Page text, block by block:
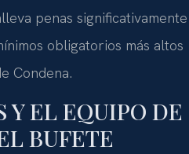
penas significativamente
obligatorios más altos
Condena.
Y EL EQUIPO DE
BUFETE